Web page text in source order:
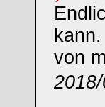
von